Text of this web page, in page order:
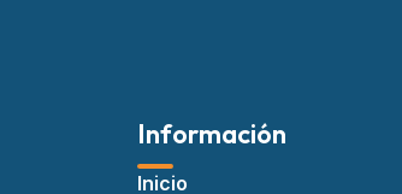
Información
Inicio